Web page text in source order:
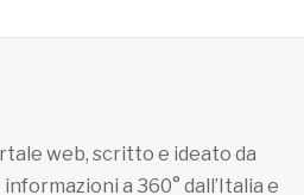
web, scritto e ideato da
a 360° dall’Italia e